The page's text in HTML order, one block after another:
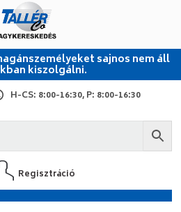
sajnos nem áll
kiszolgálni.
H-CS: 8:00-16:30, P: 8:00-16:30
Regisztráció